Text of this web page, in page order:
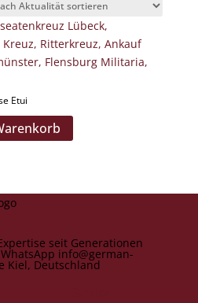
Etui
seit Generationen
WhatsApp info@german-
Kiel, Deutschland